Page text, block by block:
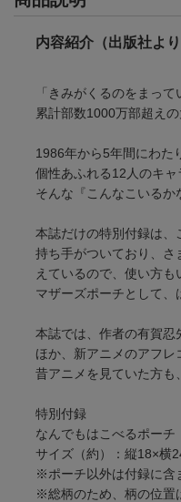
内容紹介（出版社より
「きみがくるのをまって
累計部数1000万部超え
1986年から5年間にわた
個性あふれる12人のキ
そんな『こんなこいるか
本誌だけの特別付録は、
持ち手がついており、
えているので、使い方も
マザーズポーチとして、
本誌では、作者の有賀
ほか、新アニメのアフレ
昔アニメを見ていた方も
特別付録
なんでもはこべるポーチ
サイズ（約）：縦18×横
※ポーチ以外は付録に含
※総柄のため、柄の位置